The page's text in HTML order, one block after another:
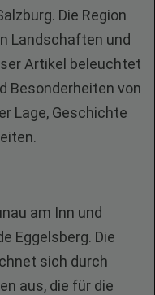
Die Region
Landschaften und
Artikel beleuchtet
Besonderheiten von
Lage, Geschichte
am Inn und
Eggelsberg. Die
sich durch
aus, die für die